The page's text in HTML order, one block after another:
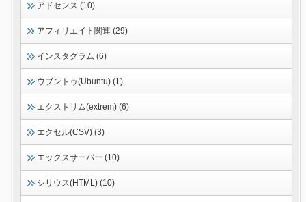
アドセンス (10)
アフィリエイト関連 (29)
インスタグラム (6)
ウブントゥ(Ubuntu) (1)
エクストリム(extrem) (6)
エクセル(CSV) (3)
エックスサーバー (10)
シリウス(HTML) (10)